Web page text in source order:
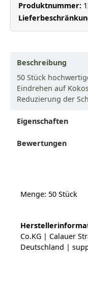
Produktnummer:
Beschreibung
50 Stück
Eindrehen auf
Reduzierung der
Eigenschaften
Bewertungen
Menge: 50 Stück
Co.KG | Calauer
Deutschland |